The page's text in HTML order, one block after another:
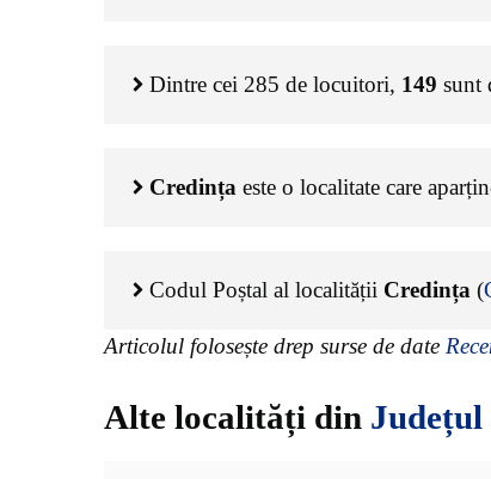
Dintre cei 285 de locuitori, 149 sunt
Credința este o localitate care
Codul Poștal al localității Credința (
Articolul folosește drep surse de date
Alte localități din Județul